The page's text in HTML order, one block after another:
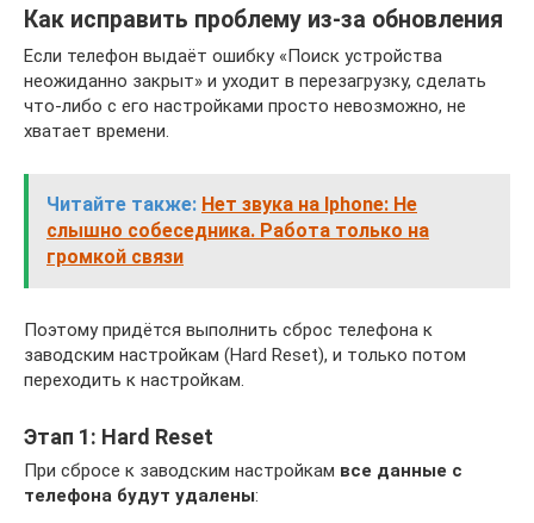
Как исправить проблему из-за обновления
Если телефон выдаёт ошибку «Поиск устройства
неожиданно закрыт» и уходит в перезагрузку, сделать
что-либо с его настройками просто невозможно, не
хватает времени.
Читайте также: Нет звука на Iphone: Не
слышно собеседника. Работа только на
громкой связи
Поэтому придётся выполнить сброс телефона к
заводским настройкам (Hard Reset), и только потом
переходить к настройкам.
Этап 1: Hard Reset
При сбросе к заводским настройкам все данные с
телефона будут удалены: